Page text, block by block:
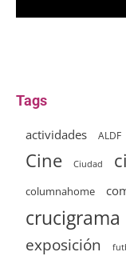
Tags
actividades ALDF
Cine Ciudad
columnahome
crucigrama
exposición